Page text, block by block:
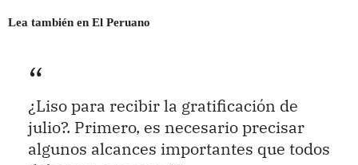
Lea también en El Peruano
¿Liso para recibir la gratificación de
julio?. Primero, es necesario precisar
algunos alcances importantes que todos